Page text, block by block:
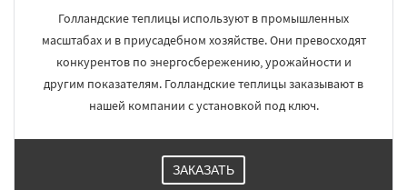
Голландские теплицы используют в промышленных
масштабах и в приусадебном хозяйстве. Они превосходят
конкурентов по энергосбережению, урожайности и
другим показателям. Голландские теплицы заказывают в
нашей компании с установкой под ключ.
ЗАКАЗАТЬ